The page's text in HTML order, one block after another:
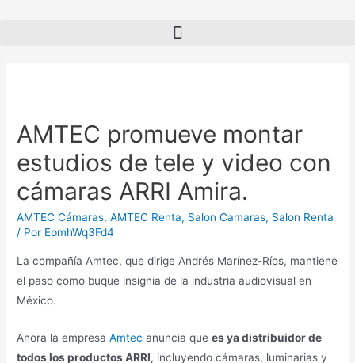
AMTEC promueve montar
estudios de tele y video con
cámaras ARRI Amira.
AMTEC Cámaras,AMTEC Renta, Salon Camaras, Salon Renta
/ Por EpmhWq3Fd4
La compañía Amtec, que dirige Andrés Marínez-Ríos, mantiene
el paso como buque insignia de la industria audiovisual en
México.
Ahora la empresaAmtecanuncia quees ya distribuidor de
todos los productos ARRI, incluyendo cámaras, luminarias y